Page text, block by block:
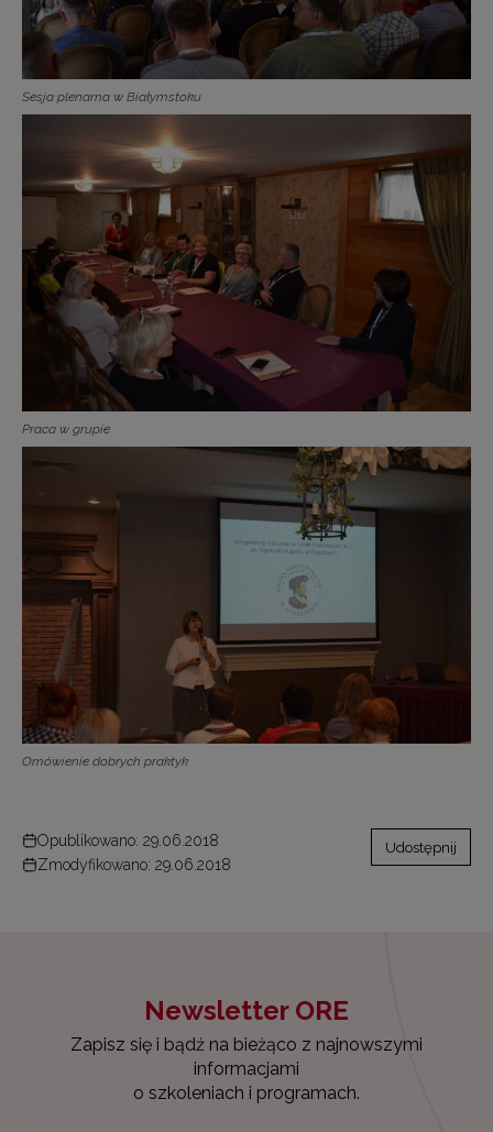
Sesja plenarna w Białymstoku
Praca w grupie
Omówienie dobrych praktyk
Opublikowano: 29.06.2018
Zmodyfikowano: 29.06.2018
Udostępnij
Newsletter ORE
Zapisz się i bądź na bieżąco z najnowszymi
informacjami
o szkoleniach i programach.